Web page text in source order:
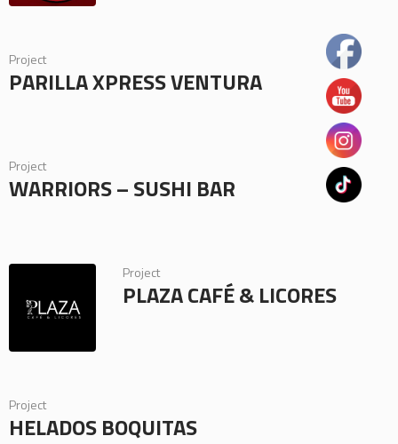
Project
PARILLA XPRESS VENTURA
Project
WARRIORS – SUSHI BAR
Project
PLAZA CAFÉ & LICORES
Project
HELADOS BOQUITAS